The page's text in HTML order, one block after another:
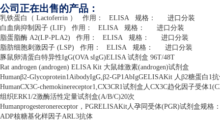
公司正在出售的产品：
乳铁蛋白（ Lactoferrin ） 作用： ELISA 规格：
进口分装
白血病抑制因子 (LIF) 作用： ELISA 规格：
进口分装
脂蛋脂酶 A2(LP-PLA2) 作用： ELISA 规格：
进口分装
脂肪细胞刺激因子 (LSP) 作用： ELISA 规格：
进口分装
豚鼠卵清蛋白特异性IgG(OVA sIgG)ELISA 试剂盒 96T/48T
Rat androgen (androgen) ELISA Kit 大鼠雄激素(androgen)试剂盒
Humanβ2-Glycoprotein1AibodyIgG,β2-GP1AbIgGELISAKit 人β2糖蛋白 1
HumanCX3C-chemokinereceptor1,CX3CR1试剂盒人CX3C趋化因子受体
组织ERK1/2激酶活性定量试剂盒(A/B/C)20次
Humanprogesteronereceptor ， PGRELISAKit人孕同受体(PGR)试剂盒规格
ADP核糖基化样因子ARL3抗体